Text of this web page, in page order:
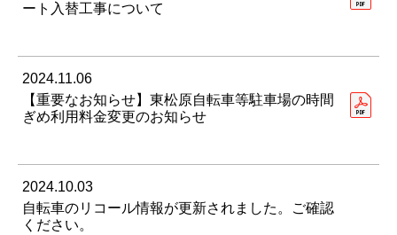
ート入替工事について
2024.11.06
【重要なお知らせ】東松原自転車等駐車場の時間
ぎめ利用料金変更のお知らせ
2024.10.03
自転車のリコール情報が更新されました。ご確認
ください。